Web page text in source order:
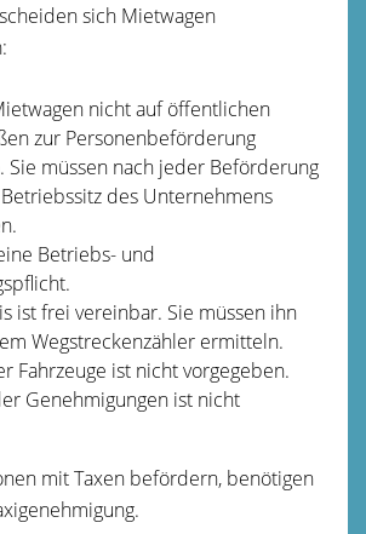
sich Mietwagen
nicht auf öffentlichen
zur Personenbeförderung
Sie müssen nach jeder Beförderung
des Unternehmens
Betriebs- und
ist frei vereinbar. Sie müssen ihn
Wegstreckenzähler ermitteln.
Fahrzeuge ist nicht vorgegeben.
Genehmigungen ist nicht
mit Taxen befördern, benötigen